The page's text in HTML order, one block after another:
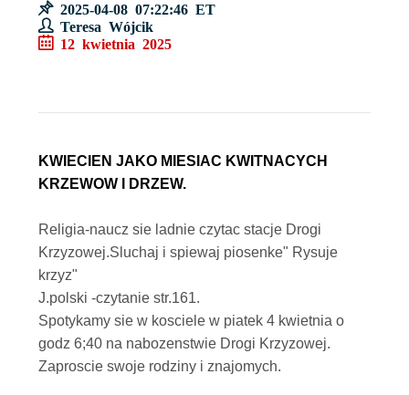
2025-04-08 07:22:46 ET
Teresa Wójcik
12 kwietnia 2025
KWIECIEN JAKO MIESIAC KWITNACYCH
KRZEWOW I DRZEW.
Religia-naucz sie ladnie czytac stacje Drogi
Krzyzowej.Sluchaj i spiewaj piosenke" Rysuje
krzyz"
J.polski -czytanie str.161.
Spotykamy sie w kosciele w piatek 4 kwietnia o
godz 6;40 na nabozenstwie Drogi Krzyzowej.
Zaproscie swoje rodziny i znajomych.